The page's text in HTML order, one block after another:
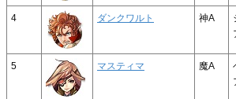
4 ダンクワルト 神A
5 マスティマ 魔A